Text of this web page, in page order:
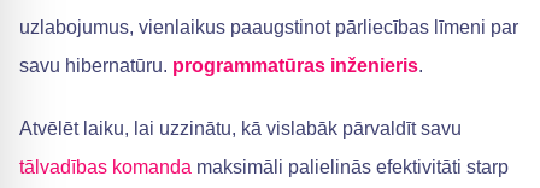
uzlabojumus, vienlaikus paaugstinot pārliecības līmeni par
savu hibernatūru. programmatūras inženieris.
Atvēlēt laiku, lai uzzinātu, kā vislabāk pārvaldīt savu
tālvadības komanda maksimāli palielinās efektivitāti starp